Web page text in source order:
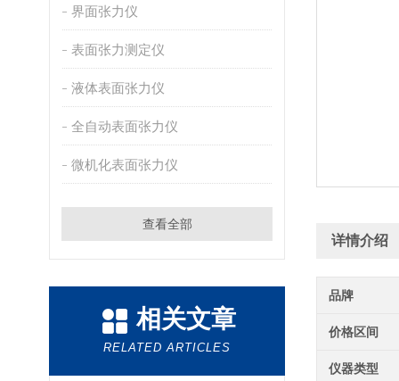
界面张力仪
表面张力测定仪
液体表面张力仪
全自动表面张力仪
微机化表面张力仪
查看全部
相关文章
RELATED ARTICLES
详情介绍
品牌
价格区间
仪器类型